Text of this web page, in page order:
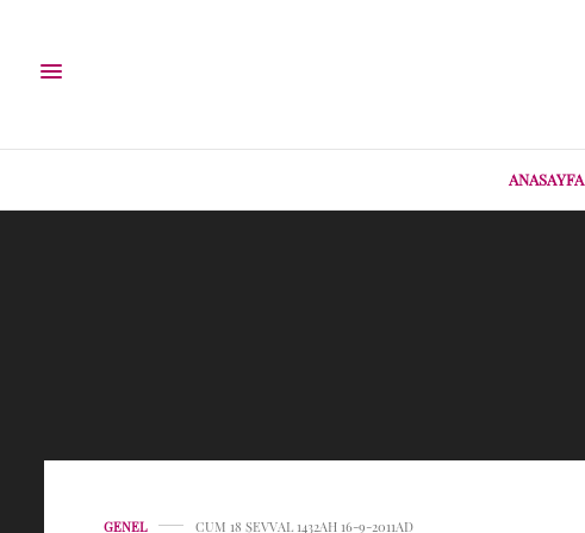
ANASAYFA
GENEL CUM 18 ŞEVVAL 1432AH 16-9-2011AD